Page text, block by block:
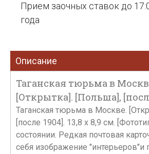
Прием заочных ставок до
года
Описание
Таганская тюрьма в
[Открытка]. [Польша],
Таганская тюрьма в Москве.
[после 1904]. 13,8 x 8,9 см.
состоянии. Редкая почтовая
себя изображение "интерьеров"и